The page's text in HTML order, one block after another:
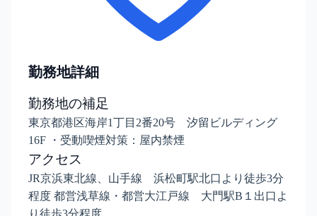
勤務地詳細
勤務地の補足
東京都港区海岸1丁目2番20号 汐留ビルディング
16F ・受動喫煙対策：屋内禁煙
アクセス
JR京浜東北線、山手線 浜松町駅北口より徒歩3分
程度 都営浅草線・都営大江戸線 大門駅B１出口よ
り徒歩3分程度